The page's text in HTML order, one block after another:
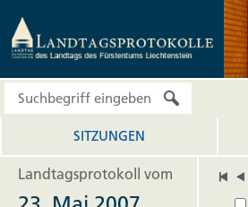
SITZUNGEN
Landtagsprotokoll vom